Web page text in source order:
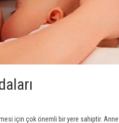
için çok önemli bir yere sahiptir.